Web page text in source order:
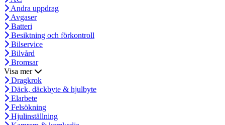
Andra uppdrag
Avgaser
Batteri
Besiktning och förkontroll
Bilservice
Bilvård
Bromsar
Visa mer
Dragkrok
Däck, däckbyte & hjulbyte
Elarbete
Felsökning
Hjulinställning